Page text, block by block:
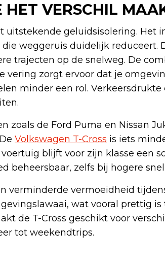
HET VERSCHIL
uitstekende geluidsisolering. Het
weggeruis duidelijk reduceert.
trajecten op de snelweg. De
vering zorgt ervoor dat je
minder een rol. Verkeersdrukte
zoals de Ford Puma en Nissan
Volkswagen T-Cross is iets
blijft voor zijn klasse een
beheersbaar, zelfs bij hogere
verminderde vermoeidheid
wat vooral prettig
de T-Cross geschikt voor
tot weekendtrips.